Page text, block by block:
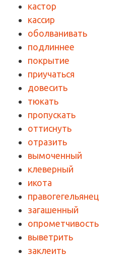
кастор
кассир
оболванивать
подлиннее
покрытие
приучаться
довесить
тюкать
пропускать
оттиснуть
отразить
вымоченный
клеверный
икота
правогегельянец
загашенный
опрометчивость
выветрить
заклеить